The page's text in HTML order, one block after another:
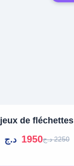
jeux de fléchettes
2250 د.ج 1950 د.ج